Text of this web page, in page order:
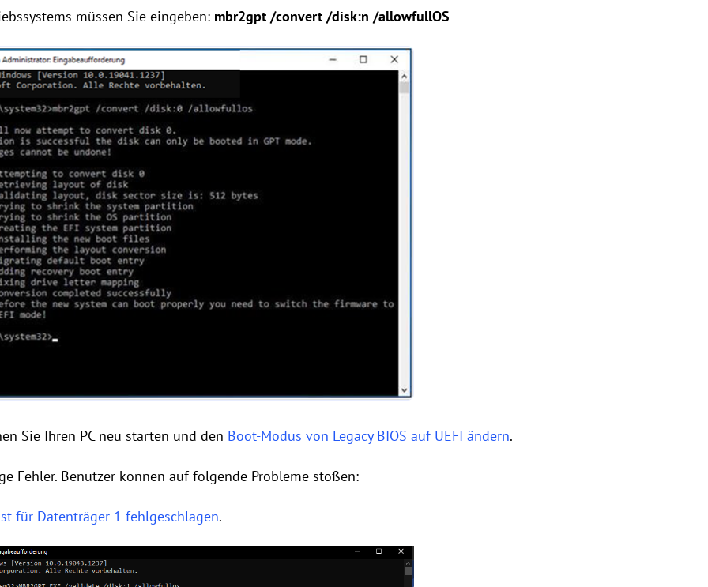
müssen Sie eingeben: mbr2gpt /convert /disk:n /allowfullOS
Sie Ihren PC neu starten und den Boot-Modus von Legacy BIOS auf UEFI ändern.
Fehler. Benutzer können auf folgende Probleme stoßen:
für Datenträger 1 fehlgeschlagen.